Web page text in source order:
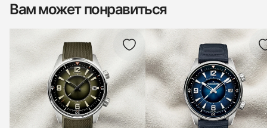
Вам может понравиться